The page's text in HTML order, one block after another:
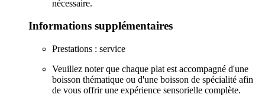
nécessaire.
Informations supplémentaires
Prestations : service
Veuillez noter que chaque plat est accompagné d'une
boisson thématique ou d'une boisson de spécialité afin
de vous offrir une expérience sensorielle complète.